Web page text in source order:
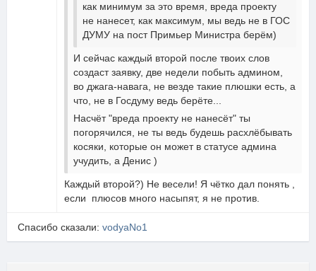
как минимум за это время, вреда проекту
не нанесет, как максимум, мы ведь не в ГОС
ДУМУ на пост Примьер Министра берём)
И сейчас каждый второй после твоих слов
создаст заявку, две недели побыть админом,
во джага-навага, не везде такие плюшки есть, а
что, не в Госдуму ведь берёте...
Насчёт "вреда проекту не нанесёт" ты
погорячился, не ты ведь будешь расхлёбывать
косяки, которые он может в статусе админа
учудить, а Денис )
Каждый второй?) Не весели! Я чётко дал понять ,
если плюсов много насыпят, я не против.
Спасибо сказали: vodyaNo1